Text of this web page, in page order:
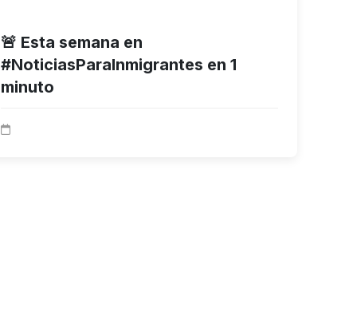
🚨 Esta semana en
#NoticiasParaInmigrantes en 1
minuto